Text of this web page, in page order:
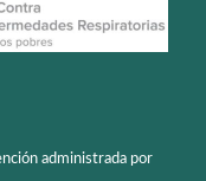
administrada por